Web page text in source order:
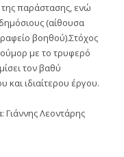
της παράστασης, ενώ
(αίθουσα
βοηθού).Στόχος
με το τρυφερό
τον βαθύ
ιδιαίτερου έργου.
Γιάννης Λεοντάρης